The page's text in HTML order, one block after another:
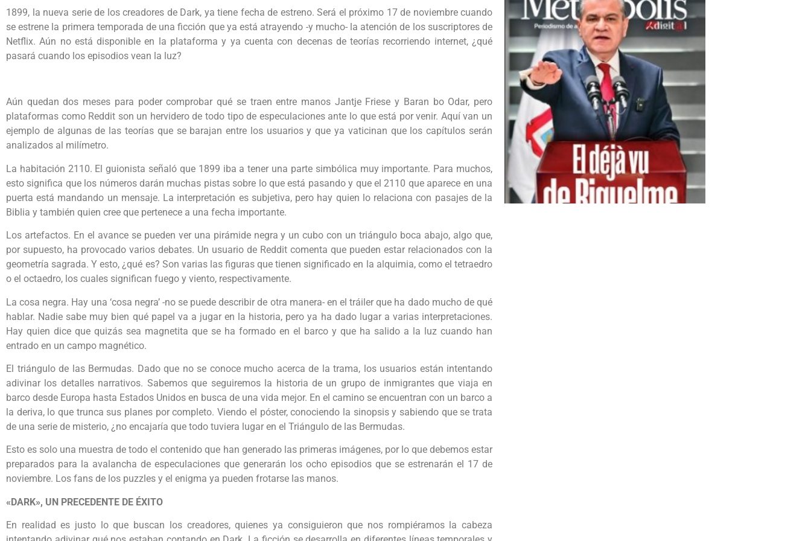
1899, la nueva serie de los creadores de Dark, ya tiene fecha de estreno. Será el próximo 17 de noviembre cuando
se estrene la primera temporada de una ficción que ya está atrayendo -y mucho- la atención de los suscriptores de
Netflix. Aún no está disponible en la plataforma y ya cuenta con decenas de teorías recorriendo internet, ¿qué
pasará cuando los episodios vean la luz?
Aún quedan dos meses para poder comprobar qué se traen entre manos Jantje Friese y Baran bo Odar, pero
plataformas como Reddit son un hervidero de todo tipo de especulaciones ante lo que está por venir. Aquí van un
ejemplo de algunas de las teorías que se barajan entre los usuarios y que ya vaticinan que los capítulos serán
analizados al milímetro.
La habitación 2110. El guionista señaló que 1899 iba a tener una parte simbólica muy importante. Para muchos,
esto significa que los números darán muchas pistas sobre lo que está pasando y que el 2110 que aparece en una
puerta está mandando un mensaje. La interpretación es subjetiva, pero hay quien lo relaciona con pasajes de la
Biblia y también quien cree que pertenece a una fecha importante.
Los artefactos. En el avance se pueden ver una pirámide negra y un cubo con un triángulo boca abajo, algo que,
por supuesto, ha provocado varios debates. Un usuario de Reddit comenta que pueden estar relacionados con la
geometría sagrada. Y esto, ¿qué es? Son varias las figuras que tienen significado en la alquimia, como el tetraedro
o el octaedro, los cuales significan fuego y viento, respectivamente.
La cosa negra. Hay una ‘cosa negra’ -no se puede describir de otra manera- en el tráiler que ha dado mucho de qué
hablar. Nadie sabe muy bien qué papel va a jugar en la historia, pero ya ha dado lugar a varias interpretaciones.
Hay quien dice que quizás sea magnetita que se ha formado en el barco y que ha salido a la luz cuando han
entrado en un campo magnético.
El triángulo de las Bermudas. Dado que no se conoce mucho acerca de la trama, los usuarios están intentando
adivinar los detalles narrativos. Sabemos que seguiremos la historia de un grupo de inmigrantes que viaja en
barco desde Europa hasta Estados Unidos en busca de una vida mejor. En el camino se encuentran con un barco a
la deriva, lo que trunca sus planes por completo. Viendo el póster, conociendo la sinopsis y sabiendo que se trata
de una serie de misterio, ¿no encajaría que todo tuviera lugar en el Triángulo de las Bermudas.
Esto es solo una muestra de todo el contenido que han generado las primeras imágenes, por lo que debemos estar
preparados para la avalancha de especulaciones que generarán los ocho episodios que se estrenarán el 17 de
noviembre. Los fans de los puzzles y el enigma ya pueden frotarse las manos.
«DARK», UN PRECEDENTE DE ÉXITO
En realidad es justo lo que buscan los creadores, quienes ya consiguieron que nos rompiéramos la cabeza